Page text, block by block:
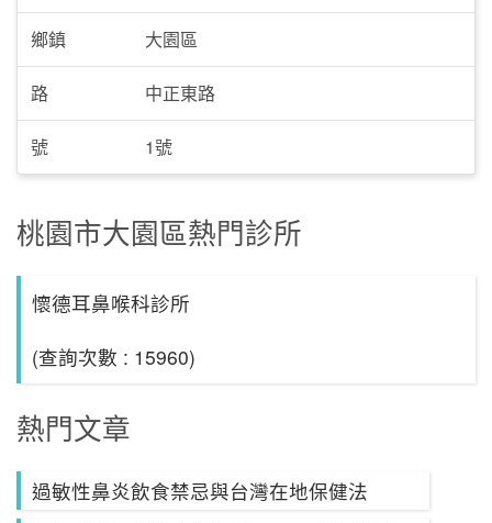
鄉鎮 大園區
路 中正東路
號 1號
桃園市大園區熱門診所
懷德耳鼻喉科診所
(查詢次數 : 15960)
熱門文章
過敏性鼻炎飲食禁忌與台灣在地保健法